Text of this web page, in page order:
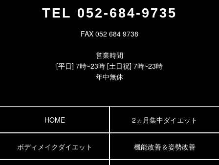
TEL 052-684-9735
FAX 052 684 9738
営業時間
[平日] 7時~23時 [土日祝] 7時~23時
年中無休
HOME 2ヵ月集中ダイエット
ボディメイクダイエット 機能改善＆姿勢改善